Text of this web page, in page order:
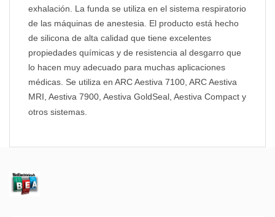
exhalación. La funda se utiliza en el sistema respiratorio
de las máquinas de anestesia. El producto está hecho
de silicona de alta calidad que tiene excelentes
propiedades químicas y de resistencia al desgarro que
lo hacen muy adecuado para muchas aplicaciones
médicas. Se utiliza en ARC Aestiva 7100, ARC Aestiva
MRI, Aestiva 7900, Aestiva GoldSeal, Aestiva Compact y
otros sistemas.